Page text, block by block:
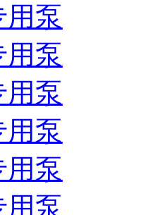
泵
泵
泵
泵
泵
泵